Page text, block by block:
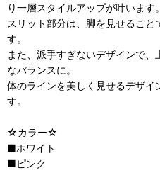
り一層スタイルアップが叶います。
スリット部分は、脚を見せるこ
す。
また、派手すぎないデザインで
なバランスに。
体のラインを美しく見せるデザ
す。
☆カラー☆
■ホワイト
■ピンク